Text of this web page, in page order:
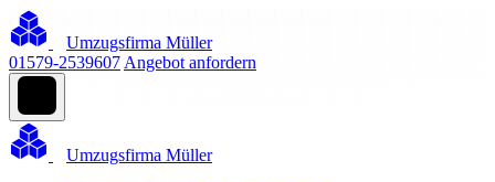
Umzugsfirma Müller
01579-2539607 Angebot anfordern
Umzugsfirma Müller